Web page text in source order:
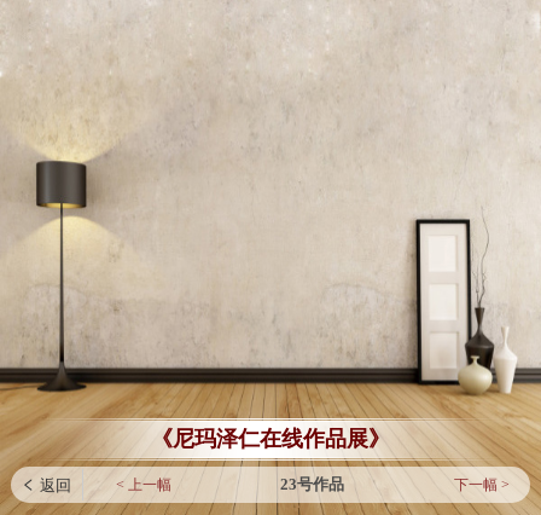
《尼玛泽仁在线作品展》
 返回 < 上一幅 23号作品 下一幅 >